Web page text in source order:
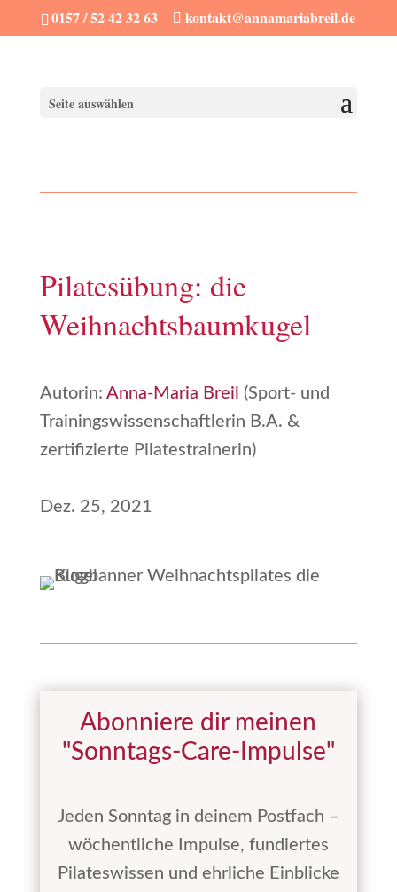
0157 / 52 42 32 63 kontakt@annamariabreil.de
Seite auswählen
Pilatesübung: die
Weihnachtsbaumkugel
Autorin: Anna-Maria Breil (Sport- und
Trainingswissenschaftlerin B.A. &
zertifizierte Pilatestrainerin)
Dez. 25, 2021
Abonniere dir meinen
"Sonntags-Care-Impulse"
Jeden Sonntag in deinem Postfach –
wöchentliche Impulse, fundiertes
Pilateswissen und ehrliche Einblicke